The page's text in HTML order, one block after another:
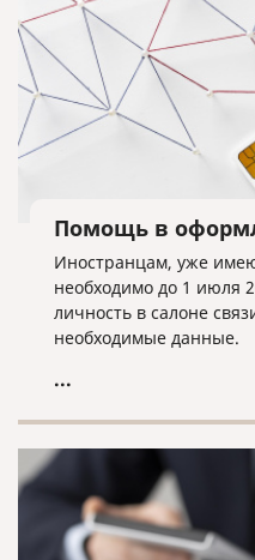
Помощь в
Иностранцам, уже
необходимо до 1 июля
личность в салоне
необходимые данные.
...